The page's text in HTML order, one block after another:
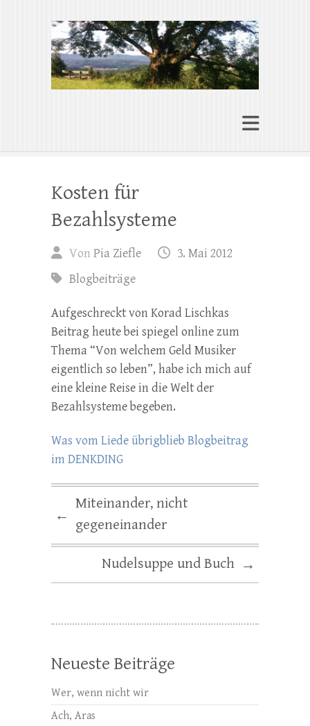
Pia Ziefle | Autorin
„Ohne Wurzeln kann das Herz nicht
Kosten für
Bezahlsysteme
Von Pia Ziefle
3. Mai 2012
Blogbeiträge
Aufgeschreckt von Korad Lischkas
Beitrag heute bei spiegel online zum
Thema “Von welchem Geld Musiker
eigentlich so leben”, habe ich mich auf
eine kleine Reise in die Welt der
Bezahlsysteme begeben.
Was vom Liede übrigblieb Blogbeitrag
im DENKDING
←
Miteinander, nicht
gegeneinander
Nudelsuppe und Buch →
Neueste Beiträge
Wer, wenn nicht wir
Ach, Aras